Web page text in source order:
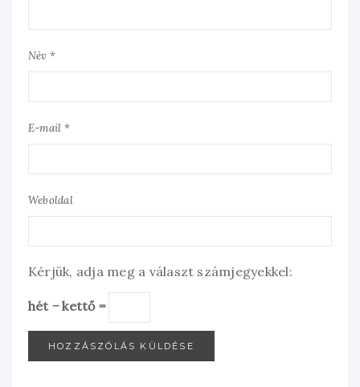
Név *
E-mail *
Weboldal
Kérjük, adja meg a választ számjegyekkel:
hét − kettő =